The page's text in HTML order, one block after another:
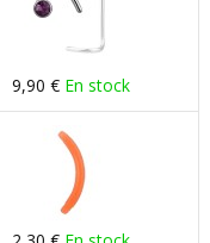
9,90 € En stock